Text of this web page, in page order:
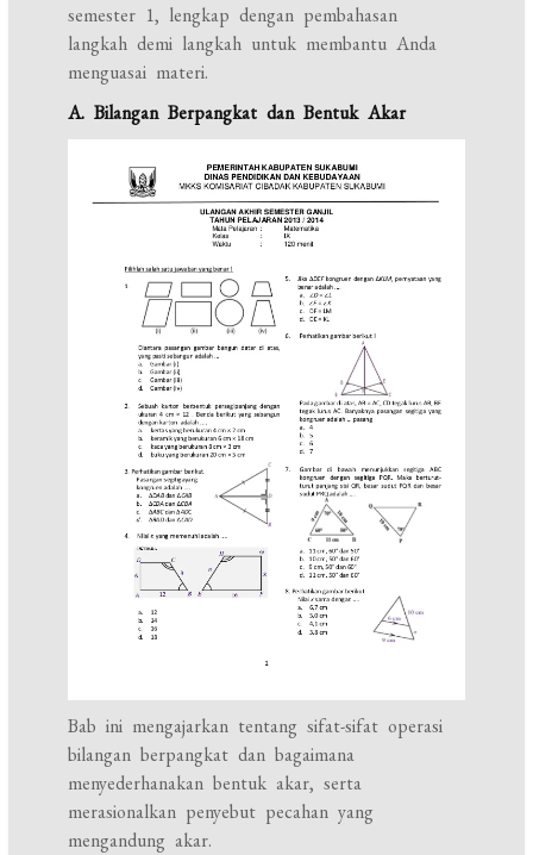
semester 1, lengkap dengan pembahasan
langkah demi langkah untuk membantu Anda
menguasai materi.
A. Bilangan Berpangkat dan Bentuk Akar
Bab ini mengajarkan tentang sifat-sifat operasi
bilangan berpangkat dan bagaimana
menyederhanakan bentuk akar, serta
merasionalkan penyebut pecahan yang
mengandung akar.